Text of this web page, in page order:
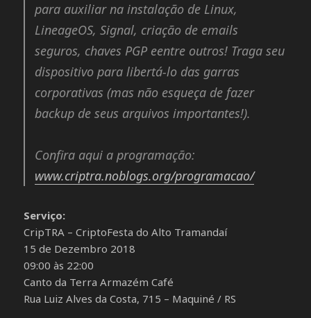
para auxiliar na instalação de Linux,
LineageOS, Signal, criação de emails
seguros, chaves PGP eentre outros! Traga seu
dispositivo para libertá-lo das garras
corporativas (mas não esqueça de fazer
backup de seus arquivos importantes!).
Confira aqui a programação:
www.criptra.noblogs.org/programacao/
Serviço:
CripTRA – CriptoFesta do Alto Tramandaí
15 de Dezembro 2018
09:00 às 22:00
Canto da Terra Armazém Café
Rua Luiz Alves da Costa, 715 – Maquiné / RS